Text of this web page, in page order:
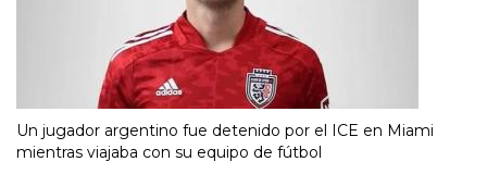
Un jugador argentino fue detenido por el ICE en Miami
mientras viajaba con su equipo de fútbol